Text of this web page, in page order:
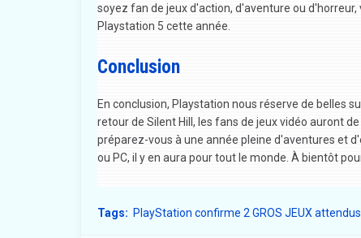
soyez fan de jeux d'action, d'aventure ou
Playstation 5 cette année.
Conclusion
En conclusion, Playstation nous réserve de belles
retour de Silent Hill, les fans de jeux vidéo auront
préparez-vous à une année pleine d'aventures et
ou PC, il y en aura pour tout le monde. À bientôt
Tags: PlayStation confirme 2 GROS JEUX